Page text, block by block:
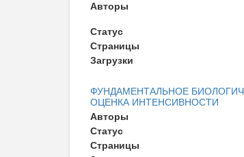
Авторы
Статус
Страницы
Загрузки
ФУНДАМЕНТАЛЬНОЕ
ОЦЕНКА ИНТЕНСИВНОСТИ
Авторы
Статус
Страницы